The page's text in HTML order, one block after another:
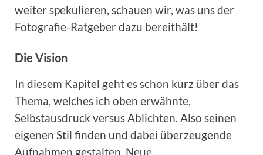
weiter spekulieren, schauen wir, was uns der
Fotografie-Ratgeber dazu bereithält!
Die Vision
In diesem Kapitel geht es schon kurz über das
Thema, welches ich oben erwähnte,
Selbstausdruck versus Ablichten. Also seinen
eigenen Stil finden und dabei überzeugende
Aufnahmen gestalten. Neue